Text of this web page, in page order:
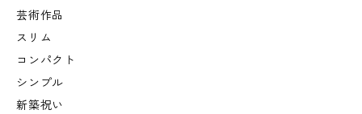
芸術作品
スリム
コンパクト
シンプル
新築祝い